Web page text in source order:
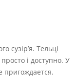
сузір’я. Тельці
і доступно. У
пригождается.